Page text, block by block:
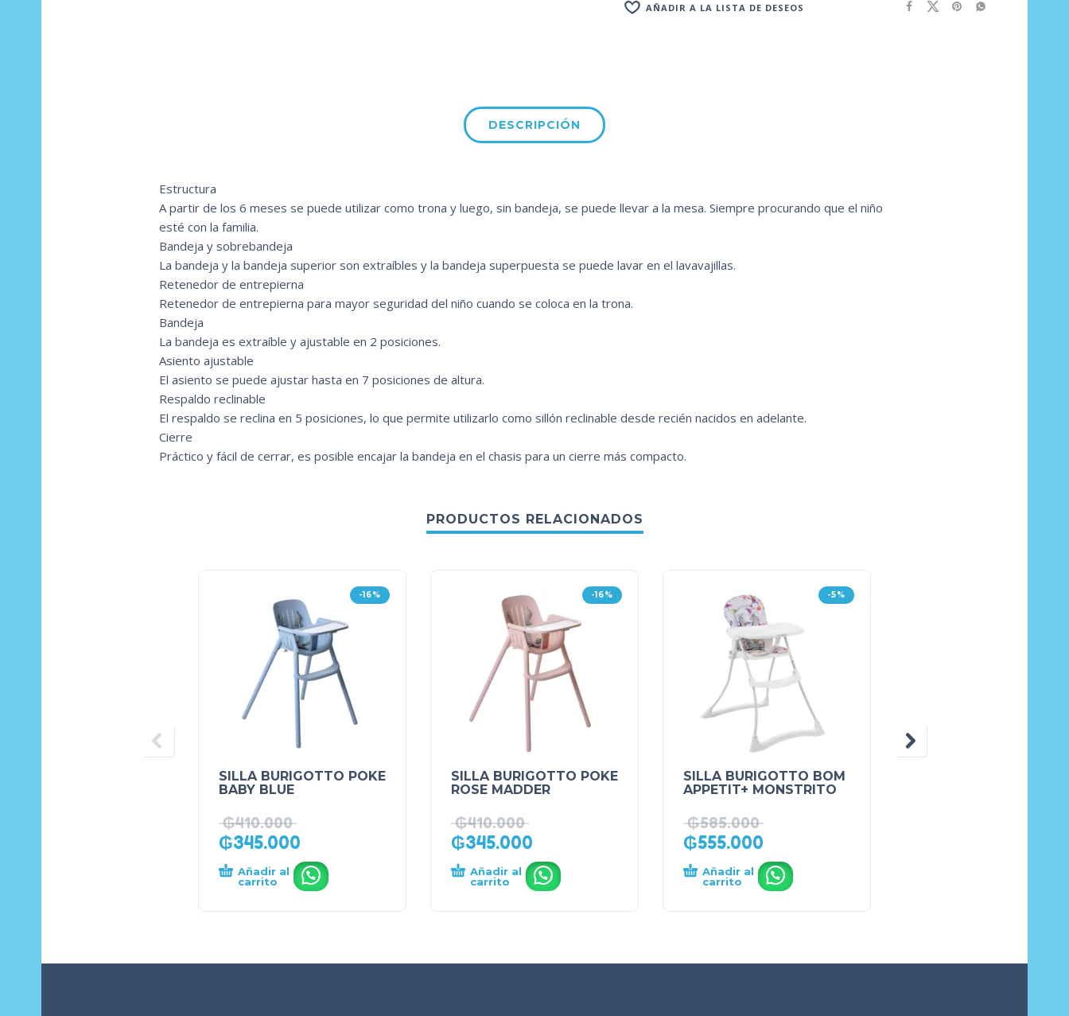
AÑADIR A LA LISTA DE DESEOS
DESCRIPCIÓN
Estructura
A partir de los 6 meses se puede utilizar como trona y luego, sin bandeja, se puede llevar a la mesa. Siempre procurando que el niño
esté con la familia.
Bandeja y sobrebandeja
La bandeja y la bandeja superior son extraíbles y la bandeja superpuesta se puede lavar en el lavavajillas.
Retenedor de entrepierna
Retenedor de entrepierna para mayor seguridad del niño cuando se coloca en la trona.
Bandeja
La bandeja es extraíble y ajustable en 2 posiciones.
Asiento ajustable
El asiento se puede ajustar hasta en 7 posiciones de altura.
Respaldo reclinable
El respaldo se reclina en 5 posiciones, lo que permite utilizarlo como sillón reclinable desde recién nacidos en adelante.
Cierre
Práctico y fácil de cerrar, es posible encajar la bandeja en el chasis para un cierre más compacto.
PRODUCTOS RELACIONADOS
-16%
SILLA BURIGOTTO POKE
BABY BLUE
₲410.000
₲345.000
Añadir al
carrito
.
-16%
SILLA BURIGOTTO POKE
ROSE MADDER
₲410.000
₲345.000
Añadir al
carrito
.
-5%
SILLA BURIGOTTO BOM
APPETIT+ MONSTRITO
₲585.000
₲555.000
Añadir al
carrito
.